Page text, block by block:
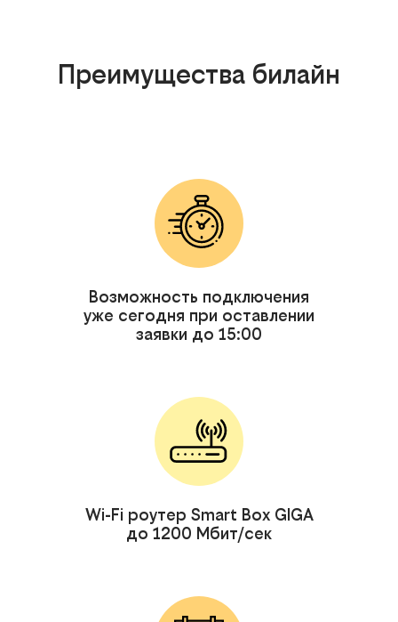
Преимущества билайн
Возможность подключения
уже сегодня при оставлении
заявки до 15:00
Wi-Fi роутер Smart Box GIGA
до 1200 Мбит/сек